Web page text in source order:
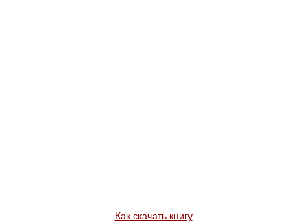
Как скачать книгу